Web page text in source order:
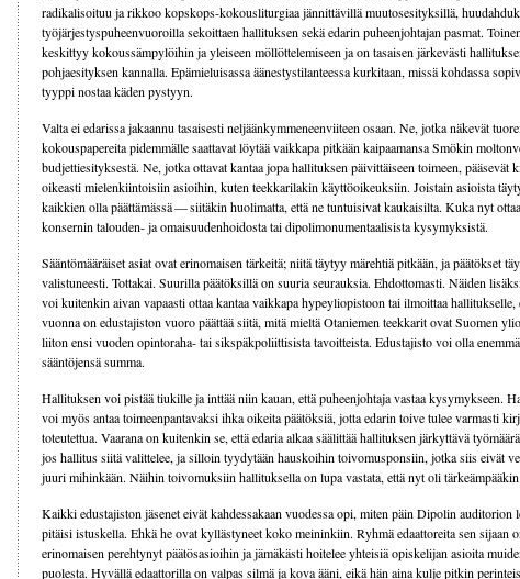
radikalisoituu ja rikkoo kopskops-kokousliturgiaa jännittävillä muutosesityksillä,
työjärjestyspuheenvuoroilla sekoittaen hallituksen sekä edarin puheenjohtajan pasmat.
keskittyy kokoussämpylöihin ja yleiseen möllöttelemiseen ja on tasaisen järkevästi
pohjaesityksen kannalla. Epämieluisassa äänestystilanteessa kurkitaan, missä kohdassa
tyyppi nostaa käden pystyyn.
Valta ei edarissa jakaannu tasaisesti neljäänkymmeneenviiteen osaan. Ne, jotka näkevät
kokouspapereita pidemmälle saattavat löytää vaikkapa pitkään kaipaamansa Smökin
budjettiesityksestä. Ne, jotka ottavat kantaa jopa hallituksen päivittäiseen toimeen, pääsevät
oikeasti mielenkiintoisiin asioihin, kuten teekkarilakin käyttöoikeuksiin. Joistain asioista
kaikkien olla päättämässä — siitäkin huolimatta, että ne tuntuisivat kaukaisilta. Kuka nyt
konsernin talouden- ja omaisuudenhoidosta tai dipolimonumentaalisista kysymyksistä.
Sääntömääräiset asiat ovat erinomaisen tärkeitä; niitä täytyy märehtiä pitkään, ja päätökset
valistuneesti. Tottakai. Suurilla päätöksillä on suuria seurauksia. Ehdottomasti. Näiden
voi kuitenkin aivan vapaasti ottaa kantaa vaikkapa hypeyliopistoon tai ilmoittaa hallitukselle,
vuonna on edustajiston vuoro päättää siitä, mitä mieltä Otaniemen teekkarit ovat Suomen
liiton ensi vuoden opintoraha- tai sikspäkpoliittisista tavoitteista. Edustajisto voi olla
sääntöjensä summa.
Hallituksen voi pistää tiukille ja inttää niin kauan, että puheenjohtaja vastaa kysymykseen.
voi myös antaa toimeenpantavaksi ihka oikeita päätöksiä, jotta edarin toive tulee varmasti
toteutettua. Vaarana on kuitenkin se, että edaria alkaa säälittää hallituksen järkyttävä
jos hallitus siitä valittelee, ja silloin tyydytään hauskoihin toivomusponsiin, jotka siis eivät
juuri mihinkään. Näihin toivomuksiin hallituksella on lupa vastata, että nyt oli tärkeämpääkin
Kaikki edustajiston jäsenet eivät kahdessakaan vuodessa opi, miten päin Dipolin auditorion
pitäisi istuskella. Ehkä he ovat kyllästyneet koko meininkiin. Ryhmä edaattoreita sen sijaan
erinomaisen perehtynyt päätösasioihin ja jämäkästi hoitelee yhteisiä opiskelijan asioita
puolesta. Hyvällä edaattorilla on valpas silmä ja kova ääni, eikä hän aina kulje pitkin